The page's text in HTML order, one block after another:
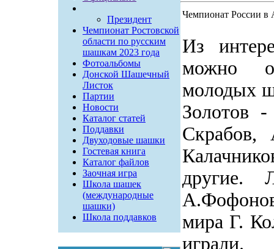
Президент
Чемпионат Ростовской
области по русским
шашкам 2023 года
Фотоальбомы
Донской Шашечный
Листок
Партии
Новости
Каталог статей
Поддавки
Двуходовые шашки
Гостевая книга
Каталог файлов
Заочная игра
Школа шашек
(международные
шашки)
Школа поддавков
Чемпионат России в
Из
можно
молодых
Золотов
другие.
мира Г.
играли.